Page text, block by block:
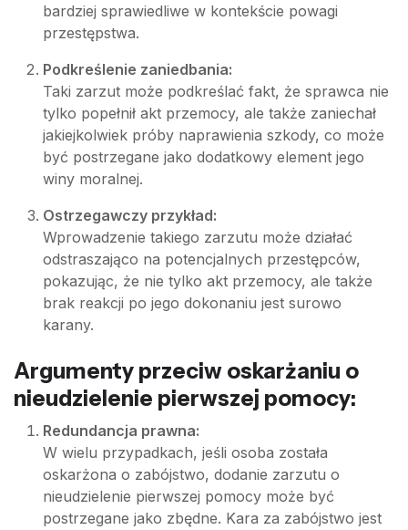
bardziej sprawiedliwe w kontekście powagi
przestępstwa.
Podkreślenie zaniedbania:
Taki zarzut może podkreślać fakt, że sprawca nie
tylko popełnił akt przemocy, ale także zaniechał
jakiejkolwiek próby naprawienia szkody, co może
być postrzegane jako dodatkowy element jego
winy moralnej.
Ostrzegawczy przykład:
Wprowadzenie takiego zarzutu może działać
odstraszająco na potencjalnych przestępców,
pokazując, że nie tylko akt przemocy, ale także
brak reakcji po jego dokonaniu jest surowo
karany.
Argumenty przeciw oskarżaniu o
nieudzielenie pierwszej pomocy:
Redundancja prawna:
W wielu przypadkach, jeśli osoba została
oskarżona o zabójstwo, dodanie zarzutu o
nieudzielenie pierwszej pomocy może być
postrzegane jako zbędne. Kara za zabójstwo jest